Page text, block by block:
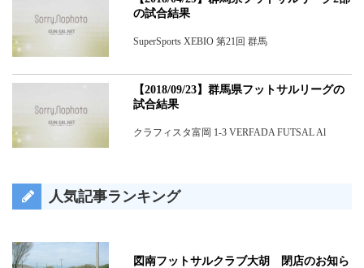
の試合結果
SuperSports XEBIO 第21回 群馬
【2018/09/23】群馬県フットサルリーグの
試合結果
クラフィスタ富岡 1-3 VERFADA FUTSAL Al
人気記事ランキング
図南フットサルクラブ大胡 閉店のお知ら